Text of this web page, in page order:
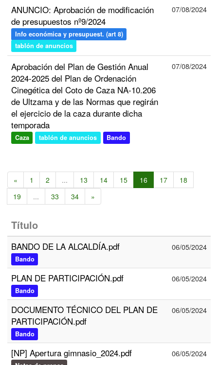
ANUNCIO: Aprobación de modificación
de presupuestos nº9/2024
Info económica y presupuest. (art 8)
tablón de anuncios
07/08/2024
Aprobación del Plan de Gestión Anual
2024-2025 del Plan de Ordenación
Cinegética del Coto de Caza NA-10.206
de Ultzama y de las Normas que regirán
el ejercicio de la caza durante dicha
temporada
Caza tablón de anuncios Bando
07/08/2024
« 1 2 ... 13 14 15 16 17
18
19
... 33 34 »
Título
BANDO DE LA ALCALDÍA.pdf
Bando
06/05/2024
PLAN DE PARTICIPACIÓN.pdf
Bando
06/05/2024
DOCUMENTO TÉCNICO DEL PLAN DE
PARTICIPACIÓN.pdf
Bando
06/05/2024
[NP] Apertura gimnasio_2024.pdf 06/05/2024